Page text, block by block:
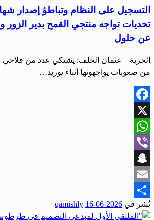
التسجيل على النظام وتباطؤ إصدار
تحديات تواجه منتجي القمح بدير الزور
عن حلول
الحرية – عثمان الخلف: يشتكي عدد من فلاحي
من صعوبات يواجهونها أثناء توريد…
Facebook
X
WhatsApp
Viber
Snapchat
Email
Share
نُشر في 2026-06-16
qamishly